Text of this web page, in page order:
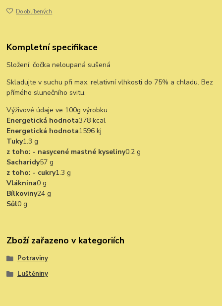
Do oblíbených
Kompletní specifikace
Složení: čočka neloupaná sušená
Skladujte v suchu při max. relativní vlhkosti do 75% a chladu. Bez
přímého slunečního svitu.
Výživové údaje ve 100g výrobku
Energetická hodnota378 kcal
Energetická hodnota1596 kj
Tuky1.3 g
z toho: - nasycené mastné kyseliny0.2 g
Sacharidy57 g
z toho: - cukry1.3 g
Vláknina0 g
Bílkoviny24 g
Sůl0 g
Zboží zařazeno v kategoriích
Potraviny
Luštěniny